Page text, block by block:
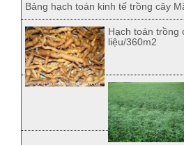
Bảng hạch toán kinh tế trồng cây
Hạch toán trồng
liệu/360m2